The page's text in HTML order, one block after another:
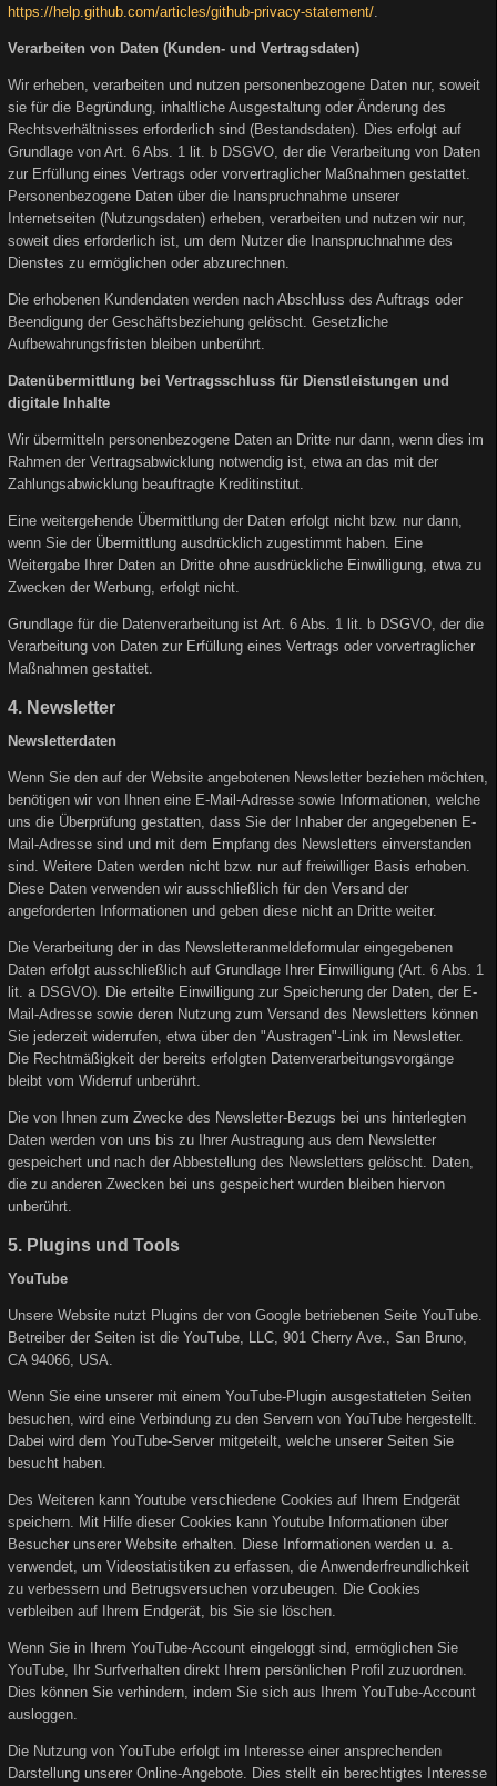
https://help.github.com/articles/github-privacy-statement/.
Verarbeiten von Daten (Kunden- und Vertragsdaten)
Wir erheben, verarbeiten und nutzen personenbezogene Daten nur, soweit
sie für die Begründung, inhaltliche Ausgestaltung oder Änderung des
Rechtsverhältnisses erforderlich sind (Bestandsdaten). Dies erfolgt auf
Grundlage von Art. 6 Abs. 1 lit. b DSGVO, der die Verarbeitung von Daten
zur Erfüllung eines Vertrags oder vorvertraglicher Maßnahmen gestattet.
Personenbezogene Daten über die Inanspruchnahme unserer
Internetseiten (Nutzungsdaten) erheben, verarbeiten und nutzen wir nur,
soweit dies erforderlich ist, um dem Nutzer die Inanspruchnahme des
Dienstes zu ermöglichen oder abzurechnen.
Die erhobenen Kundendaten werden nach Abschluss des Auftrags oder
Beendigung der Geschäftsbeziehung gelöscht. Gesetzliche
Aufbewahrungsfristen bleiben unberührt.
Datenübermittlung bei Vertragsschluss für Dienstleistungen und
digitale Inhalte
Wir übermitteln personenbezogene Daten an Dritte nur dann, wenn dies im
Rahmen der Vertragsabwicklung notwendig ist, etwa an das mit der
Zahlungsabwicklung beauftragte Kreditinstitut.
Eine weitergehende Übermittlung der Daten erfolgt nicht bzw. nur dann,
wenn Sie der Übermittlung ausdrücklich zugestimmt haben. Eine
Weitergabe Ihrer Daten an Dritte ohne ausdrückliche Einwilligung, etwa zu
Zwecken der Werbung, erfolgt nicht.
Grundlage für die Datenverarbeitung ist Art. 6 Abs. 1 lit. b DSGVO, der die
Verarbeitung von Daten zur Erfüllung eines Vertrags oder vorvertraglicher
Maßnahmen gestattet.
4. Newsletter
Newsletterdaten
Wenn Sie den auf der Website angebotenen Newsletter beziehen möchten,
benötigen wir von Ihnen eine E-Mail-Adresse sowie Informationen, welche
uns die Überprüfung gestatten, dass Sie der Inhaber der angegebenen E-
Mail-Adresse sind und mit dem Empfang des Newsletters einverstanden
sind. Weitere Daten werden nicht bzw. nur auf freiwilliger Basis erhoben.
Diese Daten verwenden wir ausschließlich für den Versand der
angeforderten Informationen und geben diese nicht an Dritte weiter.
Die Verarbeitung der in das Newsletteranmeldeformular eingegebenen
Daten erfolgt ausschließlich auf Grundlage Ihrer Einwilligung (Art. 6 Abs. 1
lit. a DSGVO). Die erteilte Einwilligung zur Speicherung der Daten, der E-
Mail-Adresse sowie deren Nutzung zum Versand des Newsletters können
Sie jederzeit widerrufen, etwa über den "Austragen"-Link im Newsletter.
Die Rechtmäßigkeit der bereits erfolgten Datenverarbeitungsvorgänge
bleibt vom Widerruf unberührt.
Die von Ihnen zum Zwecke des Newsletter-Bezugs bei uns hinterlegten
Daten werden von uns bis zu Ihrer Austragung aus dem Newsletter
gespeichert und nach der Abbestellung des Newsletters gelöscht. Daten,
die zu anderen Zwecken bei uns gespeichert wurden bleiben hiervon
unberührt.
5. Plugins und Tools
YouTube
Unsere Website nutzt Plugins der von Google betriebenen Seite YouTube.
Betreiber der Seiten ist die YouTube, LLC, 901 Cherry Ave., San Bruno,
CA 94066, USA.
Wenn Sie eine unserer mit einem YouTube-Plugin ausgestatteten Seiten
besuchen, wird eine Verbindung zu den Servern von YouTube hergestellt.
Dabei wird dem YouTube-Server mitgeteilt, welche unserer Seiten Sie
besucht haben.
Des Weiteren kann Youtube verschiedene Cookies auf Ihrem Endgerät
speichern. Mit Hilfe dieser Cookies kann Youtube Informationen über
Besucher unserer Website erhalten. Diese Informationen werden u. a.
verwendet, um Videostatistiken zu erfassen, die Anwenderfreundlichkeit
zu verbessern und Betrugsversuchen vorzubeugen. Die Cookies
verbleiben auf Ihrem Endgerät, bis Sie sie löschen.
Wenn Sie in Ihrem YouTube-Account eingeloggt sind, ermöglichen Sie
YouTube, Ihr Surfverhalten direkt Ihrem persönlichen Profil zuzuordnen.
Dies können Sie verhindern, indem Sie sich aus Ihrem YouTube-Account
ausloggen.
Die Nutzung von YouTube erfolgt im Interesse einer ansprechenden
Darstellung unserer Online-Angebote. Dies stellt ein berechtigtes Interesse